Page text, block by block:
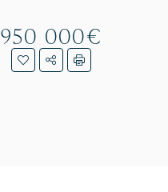
950 000€